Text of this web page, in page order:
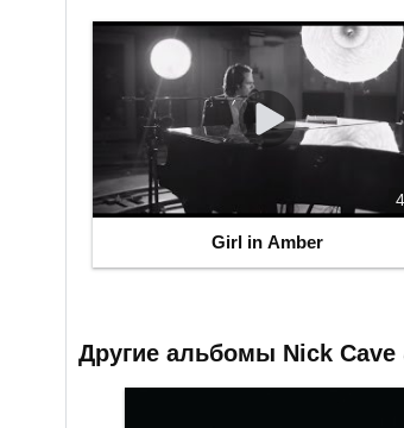
Girl in Amber
Другие альбомы Nick Cave